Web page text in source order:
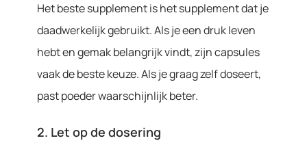
Het beste supplement is het supplement dat je
daadwerkelijk gebruikt. Als je een druk leven
hebt en gemak belangrijk vindt, zijn capsules
vaak de beste keuze. Als je graag zelf doseert,
past poeder waarschijnlijk beter.
2. Let op de dosering